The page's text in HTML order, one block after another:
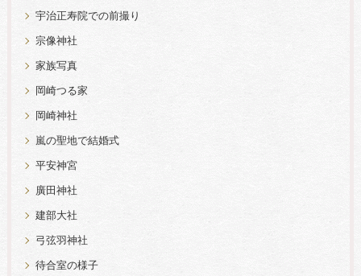
宇治正寿院での前撮り
宗像神社
家族写真
岡崎つる家
岡崎神社
嵐の聖地で結婚式
平安神宮
廣田神社
建部大社
弓弦羽神社
待合室の様子